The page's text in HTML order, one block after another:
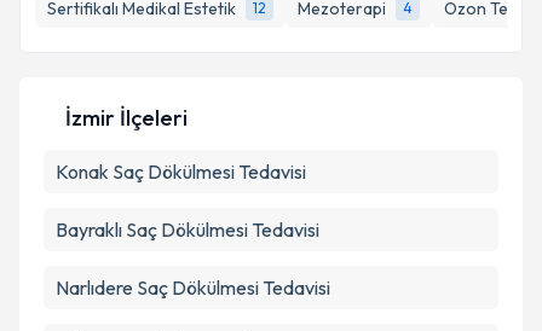
Sertifikalı Medikal Estetik
12 Mezoterapi 4 Ozon
Metni'ni okudum ve kişisel verilerimin belirtilen
İzmir İlçeleri
Konak Saç Dökülmesi Tedavisi
Bayraklı Saç Dökülmesi Tedavisi
Narlıdere Saç Dökülmesi Tedavisi